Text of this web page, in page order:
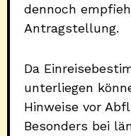
dennoch
Antragstellung.
Da
unterliegen
Hinweise vor
Besonders bei